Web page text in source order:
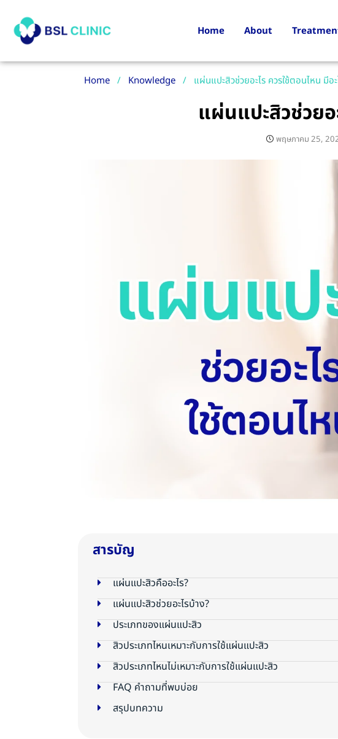
Home About
Home / Knowledge / แผ่นแปะสิวช่วยอะไร ควรใช้ตอนไหน มีอ
แผ่นแปะสิวช่วยอ
พฤษภาคม 25,
สารบัญ
แผ่นแปะสิวคืออะไร?
แผ่นแปะสิวช่วยอะไรบ้าง?
ประเภทของแผ่นแปะสิว
สิวประเภทไหนเหมาะกับการใช้แผ่นแปะสิว
สิวประเภทไหนไม่เหมาะกับการใช้แผ่นแปะสิว
FAQ คำถามที่พบบ่อย
สรุปบทความ